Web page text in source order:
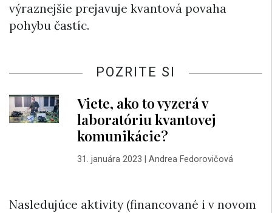
výraznejšie prejavuje kvantová povaha
pohybu častíc.
POZRITE SI
Viete, ako to vyzerá v
laboratóriu kvantovej
komunikácie?
31. januára 2023 Andrea Fedorovičová
Nasledujúce aktivity (financované i v novom